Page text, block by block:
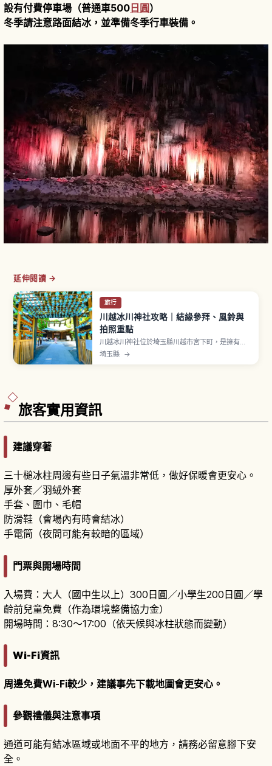
設有付費停車場（普通車500日圓）
冬季請注意路面結冰，並準備冬季行車裝備。
延伸閱讀 →
旅行
川越冰川神社攻略｜結緣參拜、風鈴與
拍照重點
川越冰川神社位於埼玉縣川越市宮下町，是擁有約
1500年歷史的神社，自古暱稱「お氷川様」。主祭
神包含素盞嗚尊等五柱神明，其中有兩組為夫婦
埼玉縣 →
旅客實用資訊
建議穿著
三十槌冰柱周邊有些日子氣溫非常低，做好保暖會更安心。
厚外套／羽絨外套
手套、圍巾、毛帽
防滑鞋（會場內有時會結冰）
手電筒（夜間可能有較暗的區域）
門票與開場時間
入場費：大人（國中生以上）300日圓／小學生200日圓／學
齡前兒童免費（作為環境整備協力金）
開場時間：8:30～17:00（依天候與冰柱狀態而變動）
Wi-Fi資訊
周邊免費Wi-Fi較少，建議事先下載地圖會更安心。
參觀禮儀與注意事項
通道可能有結冰區域或地面不平的地方，請務必留意腳下安
全。